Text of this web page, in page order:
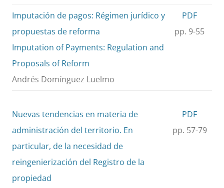
Imputación de pagos: Régimen jurídico y
propuestas de reforma
Imputation of Payments: Regulation and
Proposals of Reform
Andrés Domínguez Luelmo
PDF
pp. 9-55
Nuevas tendencias en materia de
administración del territorio. En
particular, de la necesidad de
reingenierización del Registro de la
propiedad
PDF
pp. 57-79